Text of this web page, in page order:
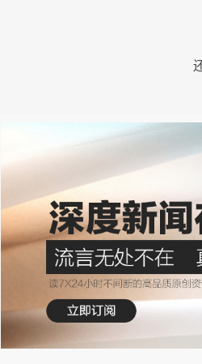
大白腿，浴室里的“小鹿乱撞”
有，清晨的问候和睡觉前的晚
只有异地，才有此标配。
另外，这是一个“分享”的时
切，而异地恋的人们，一般也
字化、影像化，有望惊艳作品；
手机里千万句的文字、微信
溜的邂逅。现在，手机已经成